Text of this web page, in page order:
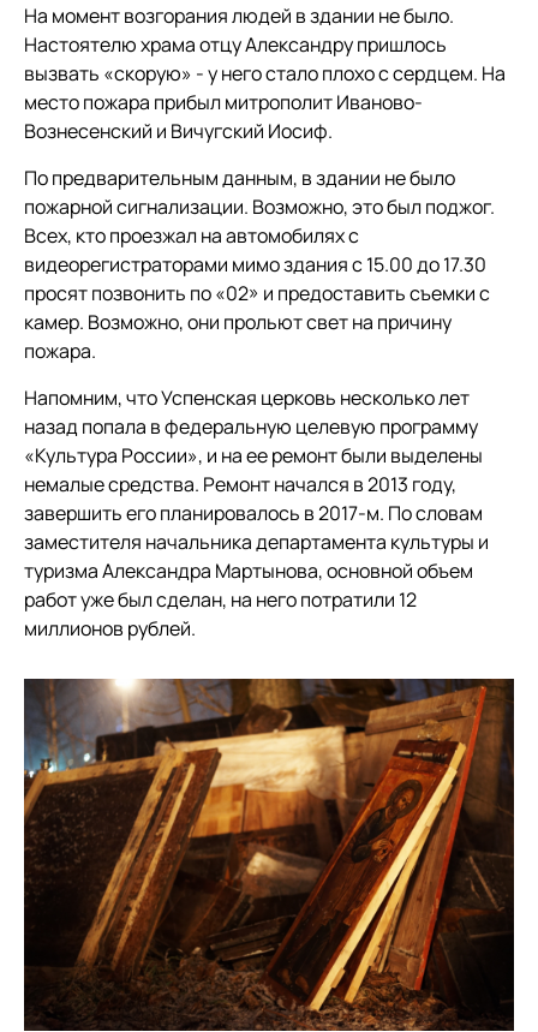
На момент возгорания людей в здании не было.
Настоятелю храма отцу Александру пришлось
вызвать «скорую» - у него стало плохо с сердцем. На
место пожара прибыл митрополит Иваново-
Вознесенский и Вичугский Иосиф.
По предварительным данным, в здании не было
пожарной сигнализации. Возможно, это был поджог.
Всех, кто проезжал на автомобилях с
видеорегистраторами мимо здания с 15.00 до 17.30
просят позвонить по «02» и предоставить съемки с
камер. Возможно, они прольют свет на причину
пожара.
Напомним, что Успенская церковь несколько лет
назад попала в федеральную целевую программу
«Культура России», и на ее ремонт были выделены
немалые средства. Ремонт начался в 2013 году,
завершить его планировалось в 2017-м. По словам
заместителя начальника департамента культуры и
туризма Александра Мартынова, основной объем
работ уже был сделан, на него потратили 12
миллионов рублей.